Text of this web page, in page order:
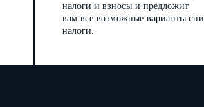
налоги и взносы и предложит
вам все возможные варианты
налоги.